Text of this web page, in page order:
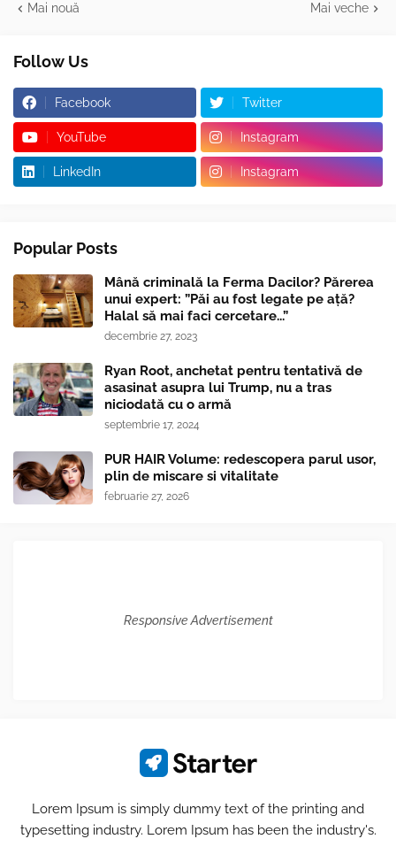
Mai nouă Mai veche
Follow Us
Facebook Twitter
YouTube Instagram
LinkedIn Instagram
Popular Posts
Mână criminală la Ferma Dacilor? Părerea
unui expert: ”Păi au fost legate pe ață?
Halal să mai faci cercetare...”
decembrie 27, 2023
Ryan Root, anchetat pentru tentativă de
asasinat asupra lui Trump, nu a tras
niciodată cu o armă
septembrie 17, 2024
PUR HAIR Volume: redescopera parul usor,
plin de miscare si vitalitate
februarie 27, 2026
Responsive Advertisement
Lorem Ipsum is simply dummy text of the printing and
typesetting industry. Lorem Ipsum has been the industry's.